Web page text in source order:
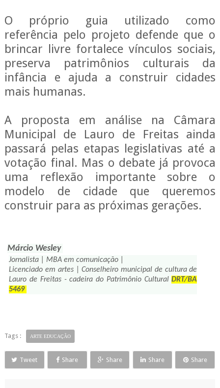
O próprio guia utilizado como
referência pelo projeto defende que o
brincar livre fortalece vínculos sociais,
preserva patrimônios culturais da
infância e ajuda a construir cidades
mais humanas.
A proposta em análise na Câmara
Municipal de Lauro de Freitas ainda
passará pelas etapas legislativas até a
votação final. Mas o debate já provoca
uma reflexão importante sobre o
modelo de cidade que queremos
construir para as próximas gerações.
Márcio Wesley
Jornalista | MBA em comunicação |
Licenciado em artes | Conselheiro municipal de cultura de
Lauro de Freitas - cadeira do Patrimônio CulturalDRT/BA
5469
Tags : ARTE EDUCAÇÃO
Tweet Share Share Share Share